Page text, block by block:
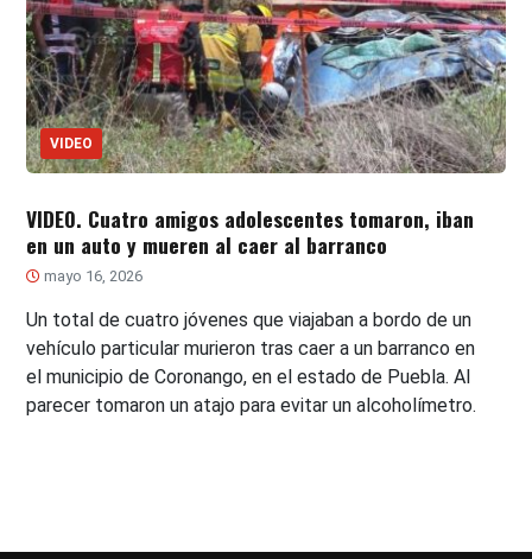
VIDEO
VIDEO. Cuatro amigos adolescentes tomaron, iban
en un auto y mueren al caer al barranco
mayo 16, 2026
Un total de cuatro jóvenes que viajaban a bordo de un
vehículo particular murieron tras caer a un barranco en
el municipio de Coronango, en el estado de Puebla. Al
parecer tomaron un atajo para evitar un alcoholímetro.